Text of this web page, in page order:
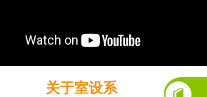
关于室设系